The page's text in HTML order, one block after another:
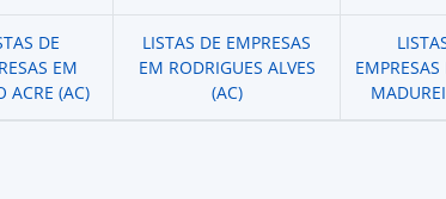
DE
EM
ACRE (AC)
LISTAS DE EMPRESAS
EM RODRIGUES ALVES
(AC)